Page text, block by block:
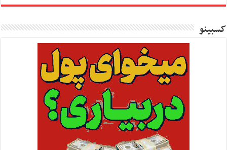
کسبینو